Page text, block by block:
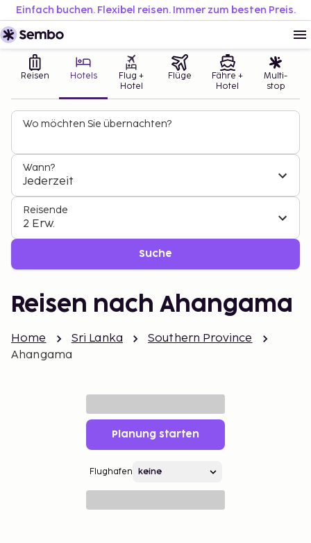
Einfach buchen. Flexibel reisen. Immer zum besten Preis.
Reisen Hotels
Flug +
Hotel
Flüge
Fähre +
Hotel
Multi-
stop
Wo möchten Sie übernachten?
Wann?
Jederzeit
Reisende
2 Erw.
Suche
Reisen nach Ahangama
Home Sri Lanka
Southern Province
Ahangama
Planung starten
Flughafen